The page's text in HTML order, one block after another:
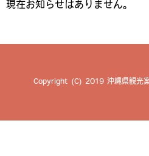
現在お知らせはありません。
Copyright (C) 2019 沖縄県観光